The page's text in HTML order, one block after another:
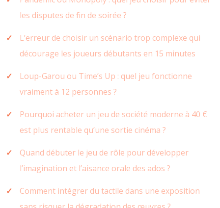
les disputes de fin de soirée ?
L’erreur de choisir un scénario trop complexe qui
décourage les joueurs débutants en 15 minutes
Loup-Garou ou Time’s Up : quel jeu fonctionne
vraiment à 12 personnes ?
Pourquoi acheter un jeu de société moderne à 40 €
est plus rentable qu’une sortie cinéma ?
Quand débuter le jeu de rôle pour développer
l’imagination et l’aisance orale des ados ?
Comment intégrer du tactile dans une exposition